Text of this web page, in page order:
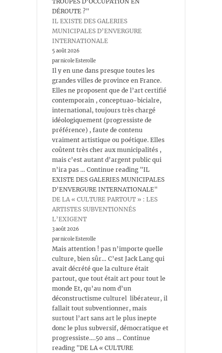
DÉROUTE ?"
IL EXISTE DES GALERIES
MUNICIPALES D’ENVERGURE
INTERNATIONALE
5 août 2026
par nicole Esterolle
Il y en une dans presque toutes les
grandes villes de province en France.
Elles ne proposent que de l’art certifié
contemporain , conceptuao-bicialre,
international, toujours très chargé
idéologiquement (progressiste de
préférence) , faute de contenu
vraiment artistique ou poétique. Elles
coûtent très cher aux municipalités ,
mais c’est autant d’argent public qui
n’ira pas … Continue reading "IL
EXISTE DES GALERIES MUNICIPALES
D’ENVERGURE INTERNATIONALE"
DE LA « CULTURE PARTOUT » : LES
ARTISTES SUBVENTIONNÉS
L’EXIGENT
3 août 2026
par nicole Esterolle
Mais attention ! pas n’importe quelle
culture, bien sûr… C’est Jack Lang qui
avait décrété que la culture était
partout, que tout était art pour tout le
monde Et, qu’au nom d’un
déconstructisme culturel libérateur, il
fallait tout subventionner, mais
surtout l’art sans art le plus inepte
donc le plus subversif, démocratique et
progressiste….50 ans … Continue
reading "DE LA « CULTURE